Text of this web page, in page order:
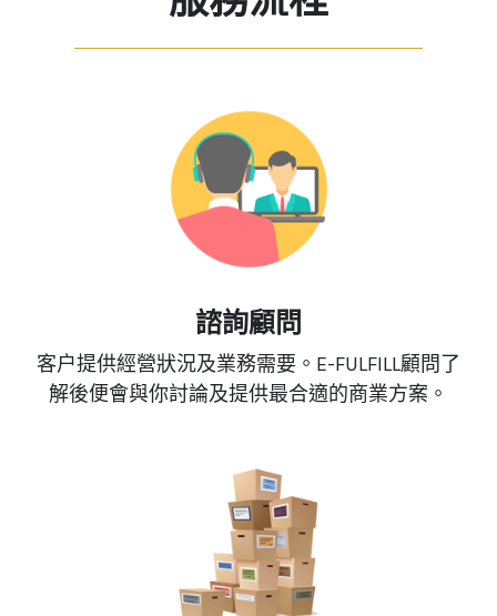
諮詢顧問
客户提供經營狀況及業務需要。E-FULFILL顧問了
解後便會與你討論及提供最合適的商業方案。